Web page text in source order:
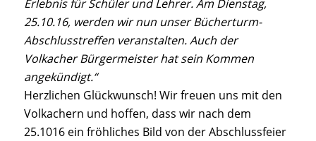
Erlebnis für Schüler und Lehrer. Am Dienstag,
25.10.16, werden wir nun unser Bücherturm-
Abschlusstreffen veranstalten. Auch der
Volkacher Bürgermeister hat sein Kommen
angekündigt.“
Herzlichen Glückwunsch! Wir freuen uns mit den
Volkachern und hoffen, dass wir nach dem
25.1016 ein fröhliches Bild von der Abschlussfeier